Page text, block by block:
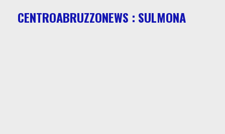
CENTROABRUZZONEWS : SULMONA